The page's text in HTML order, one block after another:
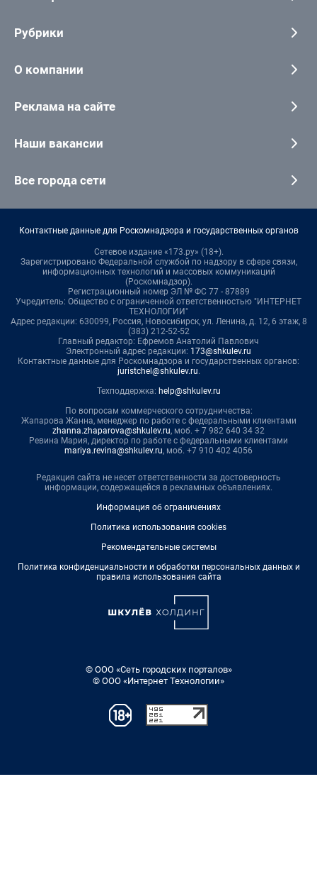
Рубрики
О компании
Реклама на сайте
Наши вакансии
Все города сети
Контактные данные для Роскомнадзора и государственных органов
Сетевое издание «173.ру» (18+).
Зарегистрировано Федеральной службой по надзору в сфере связи,
информационных технологий и массовых коммуникаций
(Роскомнадзор).
Регистрационный номер ЭЛ № ФС 77 - 87889
Учредитель: Общество с ограниченной ответственностью "ИНТЕРНЕТ
ТЕХНОЛОГИИ"
Адрес редакции: 630099, Россия, Новосибирск, ул. Ленина, д. 12, 6 этаж, 8
(383) 212-52-52
Главный редактор: Ефремов Анатолий Павлович
Электронный адрес редакции: 173@shkulev.ru
Контактные данные для Роскомнадзора и государственных органов:
juristchel@shkulev.ru.
Техподдержка: help@shkulev.ru
По вопросам коммерческого сотрудничества:
Жапарова Жанна, менеджер по работе с федеральными клиентами
zhanna.zhaparova@shkulev.ru, моб. + 7 982 640 34 32
Ревина Мария, директор по работе с федеральными клиентами
mariya.revina@shkulev.ru, моб. +7 910 402 4056
Редакция сайта не несет ответственности за достоверность
информации, содержащейся в рекламных объявлениях.
Информация об ограничениях
Политика использования cookies
Рекомендательные системы
Политика конфиденциальности и обработки персональных данных и
правила использования сайта
© ООО «Сеть городских порталов»
© ООО «Интернет Технологии»